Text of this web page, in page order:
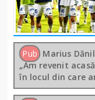
Pub Marius
„Am revenit
în locul din care